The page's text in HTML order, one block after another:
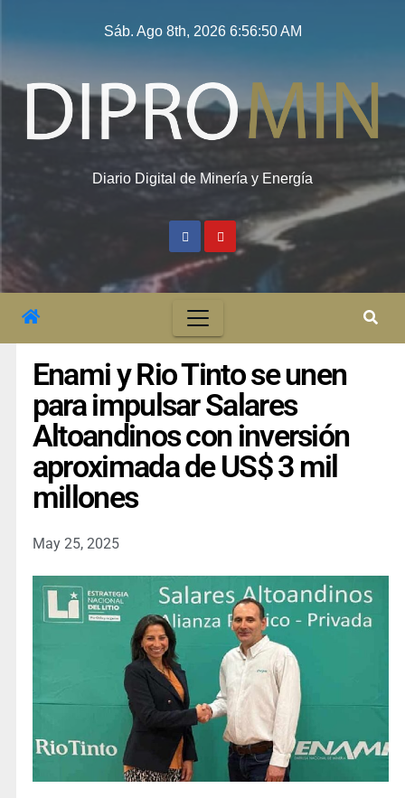
Sáb. Ago 8th, 2026 6:56:51 AM
Diario Digital de Minería y Energía
Enami y Rio Tinto se unen
para impulsar Salares
Altoandinos con inversión
aproximada de US$ 3 mil
millones
May 25, 2025